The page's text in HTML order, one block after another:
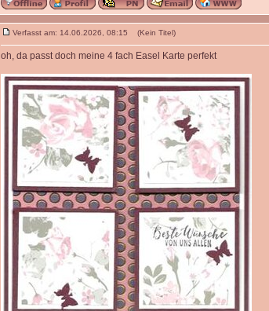
Verfasst am: 14.06.2026, 08:15 (Kein Titel)
oh, da passt doch meine 4 fach Easel Karte perfekt